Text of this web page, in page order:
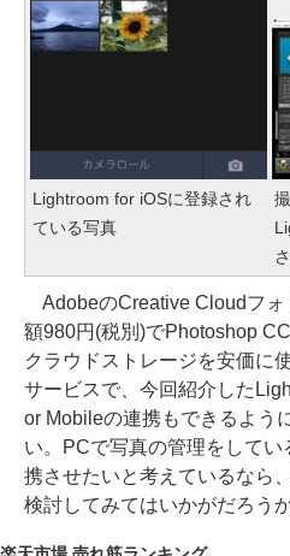
Lightroom for iOSに登録され
ている写真
AdobeのCreative Cloudフォ
額980円(税別)でPhotoshop
クラウドストレージを安価に
サービスで、今回紹介した
or Mobileの連携もできるよう
い。PCで写真の管理をして
携させたいと考えているなら
検討してみてはいかがだろうか